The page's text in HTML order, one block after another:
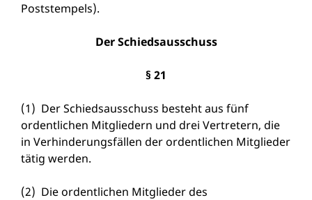
Poststempels).
Der Schiedsausschuss
§ 21
(1) Der Schiedsausschuss besteht aus fünf
ordentlichen Mitgliedern und drei Vertretern, die
in Verhinderungsfällen der ordentlichen Mitglieder
tätig werden.
(2) Die ordentlichen Mitglieder des